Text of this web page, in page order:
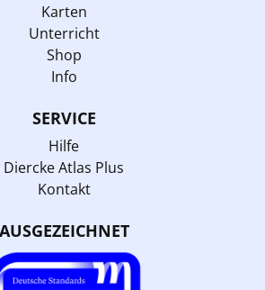
Karten
Unterricht
Shop
Info
SERVICE
Hilfe
Diercke Atlas Plus
Kontakt
AUSGEZEICHNET